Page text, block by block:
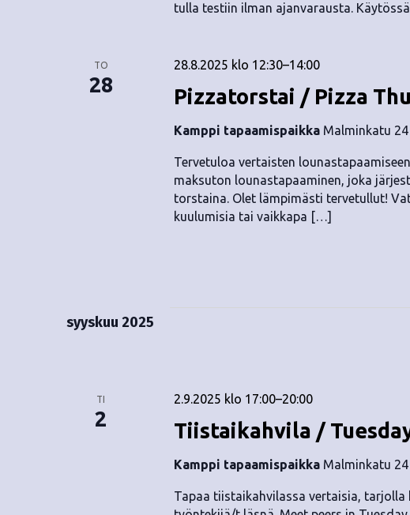
tulla testiin ilman ajanvarausta.
TO
28 Pizzatorstai / Pizza
28.8.2025 klo 12:30–14:00
Kamppi tapaamispaikka Malminkatu 24
Tervetuloa vertaisten
maksuton lounastapaaminen, joka
torstaina. Olet lämpimästi tervetullut!
kuulumisia tai vaikkapa […]
syyskuu 2025
TI
2 Tiistaikahvila /
2.9.2025 klo 17:00–20:00
Kamppi tapaamispaikka Malminkatu 24
Tapaa tiistaikahvilassa vertaisia, tarjolla